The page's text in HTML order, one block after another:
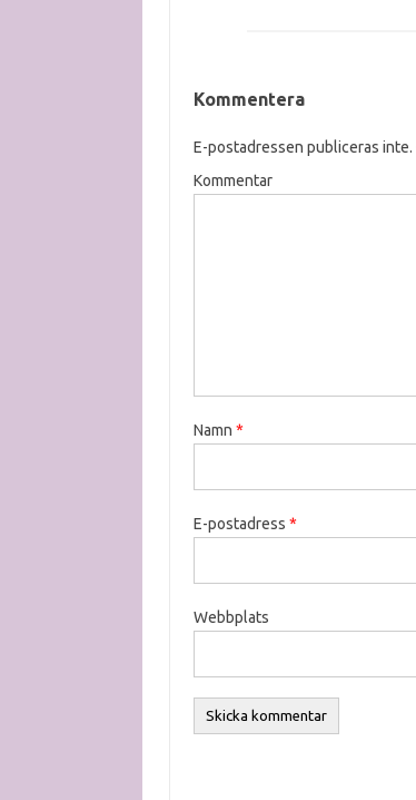
Kommentera
E-postadressen publiceras inte.
Kommentar
Namn *
E-postadress *
Webbplats